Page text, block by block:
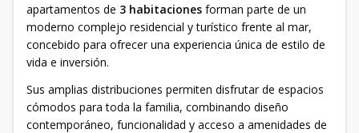
apartamentos de 3 habitaciones forman parte de un
moderno complejo residencial y turístico frente al mar,
concebido para ofrecer una experiencia única de estilo de
vida e inversión.
Sus amplias distribuciones permiten disfrutar de espacios
cómodos para toda la familia, combinando diseño
contemporáneo, funcionalidad y acceso a amenidades de